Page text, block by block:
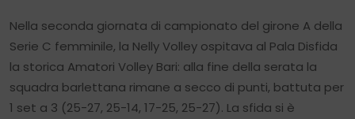
Nella seconda giornata di campionato del girone A della
Serie C femminile, la Nelly Volley ospitava al Pala Disfida
la storica Amatori Volley Bari: alla fine della serata la
squadra barlettana rimane a secco di punti, battuta per
1 set a 3 (25-27, 25-14, 17-25, 25-27). La sfida si è